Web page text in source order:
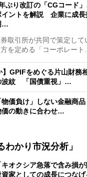
ぶり改訂の「CGコード
イントを解説 企業に成長
…
取引所が共同で策定して
を定める「コーポレート…
】GPIFをめぐる片山財務
波紋 「国債重視」…
価負け」しない金融商
の動きに合わせ…
わかり市況分析」
キオクシア急落で含み損
資家としての成長につな